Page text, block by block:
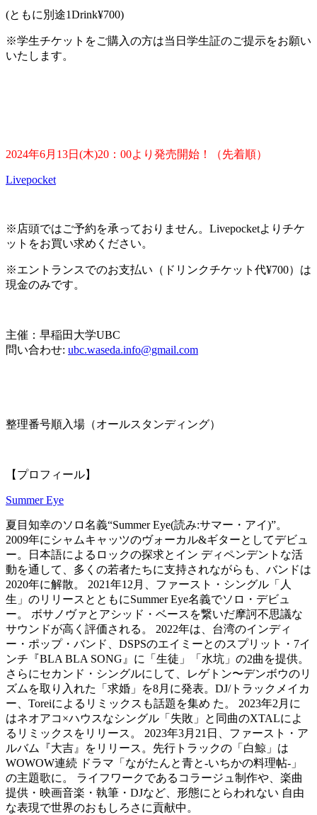
(ともに別途1Drink¥700)
※学生チケットをご購入の方は当日学生証のご提示をお願い
いたします。
2024年6月13日(木)20：00より発売開始！（先着順）
Livepocket
※店頭ではご予約を承っておりません。Livepocketよりチケ
ットをお買い求めください。
※エントランスでのお支払い（ドリンクチケット代¥700）は
現金のみです。
主催：早稲田大学UBC
問い合わせ: ubc.waseda.info@gmail.com
整理番号順入場（オールスタンディング）
【プロフィール】
Summer Eye
夏目知幸のソロ名義“Summer Eye(読み:サマー・アイ)”。
2009年にシャムキャッツのヴォーカル&ギターとしてデビュ
ー。日本語によるロックの探求とイン ディペンデントな活
動を通して、多くの若者たちに支持されながらも、バンドは
2020年に解散。 2021年12月、ファースト・シングル「人
生」のリリースとともにSummer Eye名義でソロ・デビュ
ー。 ボサノヴァとアシッド・ベースを繋いだ摩訶不思議な
サウンドが高く評価される。 2022年は、台湾のインディ
ー・ポップ・バンド、DSPSのエイミーとのスプリット・7イ
ンチ『BLA BLA SONG』に「生徒」「水坑」の2曲を提供。
さらにセカンド・シングルにして、レゲトン〜デンボウのリ
ズムを取り入れた「求婚」を8月に発表。DJ/トラックメイカ
ー、Toreiによるリミックスも話題を集め た。 2023年2月に
はネオアコ×ハウスなシングル「失敗」と同曲のXTALによ
るリミックスをリリース。 2023年3月21日、ファースト・ア
ルバム『大吉』をリリース。先行トラックの「白鯨」は
WOWOW連続 ドラマ「ながたんと青と-いちかの料理帖-」
の主題歌に。 ライフワークであるコラージュ制作や、楽曲
提供・映画音楽・執筆・DJなど、形態にとらわれない 自由
な表現で世界のおもしろさに貢献中。